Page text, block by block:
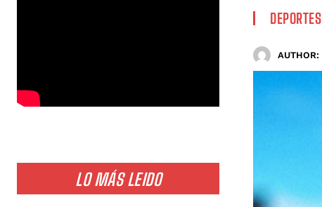
LO MÁS LEIDO
DEPORTES
AUTHOR: